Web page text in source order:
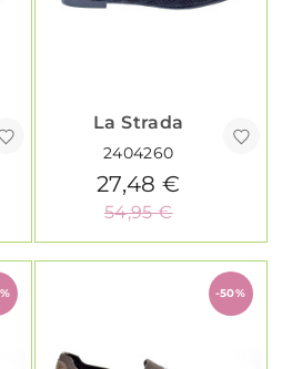
La Strada
2404260
27,48 €
54,95 €
-50%